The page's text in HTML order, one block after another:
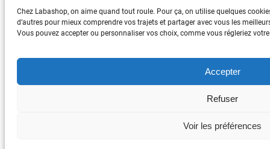
Chez Labashop, on aime quand tout roule. Pour ça, on utilise quelques
d’autres pour mieux comprendre vos trajets et partager avec vous les
Vous pouvez accepter ou personnaliser vos choix, comme vous régleriez
Accepter
Refuser
Voir les préférences